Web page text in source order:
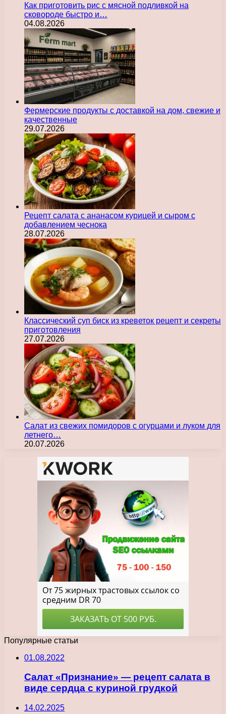
Как приготовить рис с мясной подливкой на
сковороде быстро и…
04.08.2026
Фермерские продукты с доставкой на дом, свежие и
качественные
29.07.2026
Рецепт салата с ананасом курицей и сыром с
добавлением чеснока
28.07.2026
Классический суп биск из креветок рецепт и секреты
приготовления
27.07.2026
Салат из свежих помидоров с огурцами и луком для
летнего…
20.07.2026
Популярные статьи
01.08.2022
Салат «Признание» — рецепт салата в
виде сердца с куриной грудкой
14.02.2025